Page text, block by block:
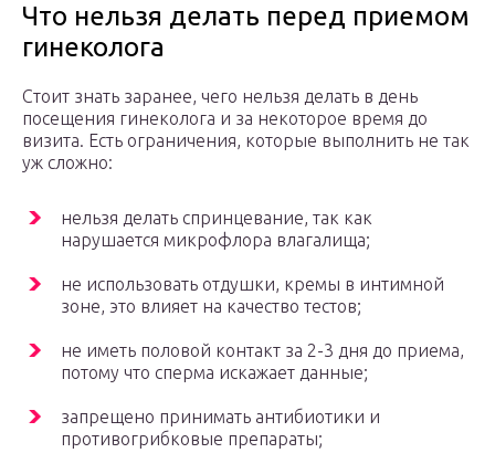
Что нельзя делать перед приемом
гинеколога
Стоит знать заранее, чего нельзя делать в день
посещения гинеколога и за некоторое время до
визита. Есть ограничения, которые выполнить не так
уж сложно:
нельзя делать спринцевание, так как
нарушается микрофлора влагалища;
не использовать отдушки, кремы в интимной
зоне, это влияет на качество тестов;
не иметь половой контакт за 2-3 дня до приема,
потому что сперма искажает данные;
запрещено принимать антибиотики и
противогрибковые препараты;